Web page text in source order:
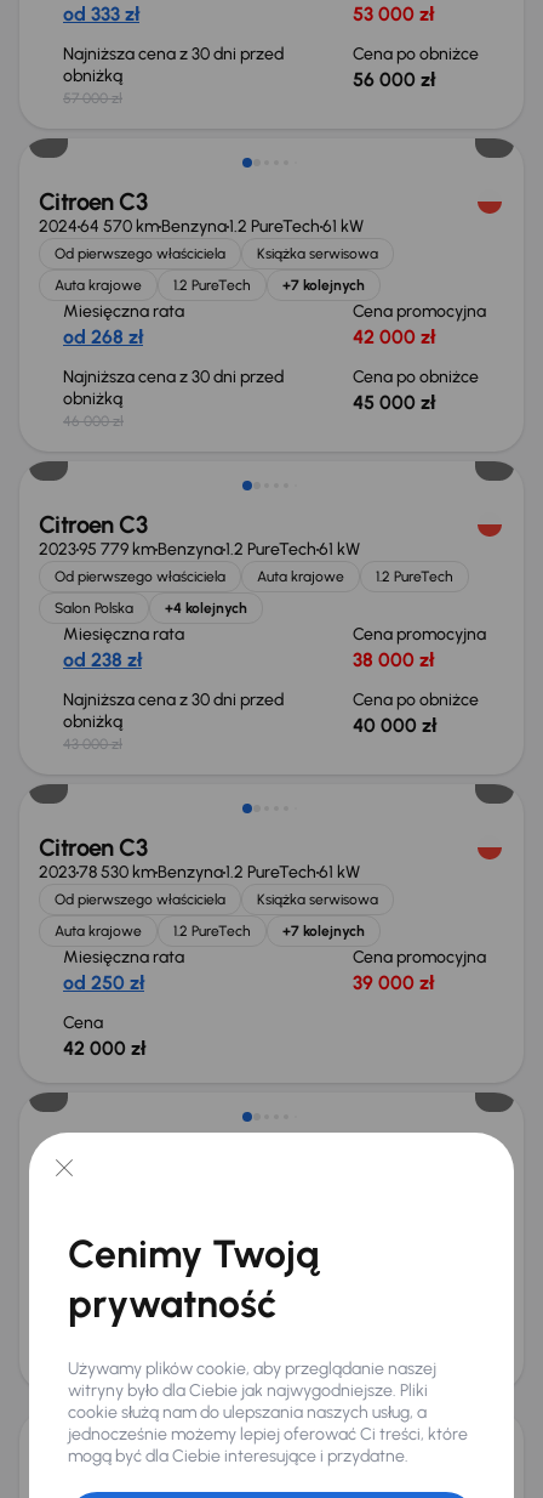
od 333 zł 53 000 zł
Najniższa cena z 30 dni przed
obniżką
57 000 zł
Cena po obniżce
56 000 zł
Taniej o 1 000 zł
Citroen C3
202464 570 kmBenzyna1.2 PureTech61 kW
Od pierwszego właściciela
Książka serwisowa
Auta krajowe
1.2 PureTech +7 kolejnych
Miesięczna rata
od 268 zł
Cena promocyjna
42 000 zł
Najniższa cena z 30 dni przed
obniżką
46 000 zł
Cena po obniżce
45 000 zł
Taniej o 3 000 zł
Citroen C3
202395 779 kmBenzyna1.2 PureTech61 kW
Od pierwszego właściciela Auta krajowe
1.2 PureTech
Salon Polska
+4 kolejnych
Miesięczna rata
od 238 zł
Cena promocyjna
38 000 zł
Najniższa cena z 30 dni przed
obniżką
43 000 zł
Cena po obniżce
40 000 zł
Możliwość odliczenia VAT
Citroen C3
202378 530 kmBenzyna1.2 PureTech61 kW
Od pierwszego właściciela
Książka serwisowa
Auta krajowe
1.2 PureTech +7 kolejnych
Miesięczna rata
od 250 zł
Cena promocyjna
39 000 zł
Cena
42 000 zł
Citroen C3
2022
Auta krajowe
1.2 PureTech +8 kolejnych
Miesięczna rata
od 345 zł
Cena
58 000 zł
Citroen C3
Cenimy Twoją
prywatność
Używamy plików cookie, aby przeglądanie naszej
witryny było dla Ciebie jak najwygodniejsze. Pliki
cookie służą nam do ulepszania naszych usług, a
jednocześnie możemy lepiej oferować Ci treści, które
mogą być dla Ciebie interesujące i przydatne.